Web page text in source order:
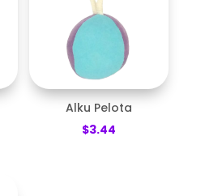
Alku Pelota
$3.44